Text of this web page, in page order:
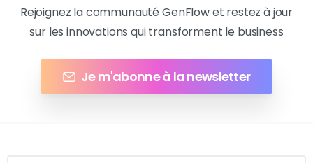
Rejoignez la communauté GenFlow et restez à jour
sur les innovations qui transforment le business
Je m'abonne à la newsletter